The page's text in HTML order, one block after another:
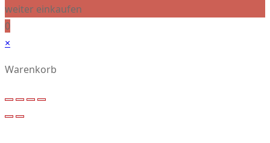
weiter einkaufen
0
×
Warenkorb